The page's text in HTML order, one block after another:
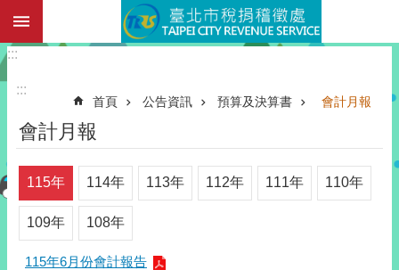
跳到主要內容區塊
:::
:::
首頁 公告資訊 預算及決算書 會計月報
會計月報
115年 114年 113年 112年 111年 110年
109年 108年
115年6月份會計報告